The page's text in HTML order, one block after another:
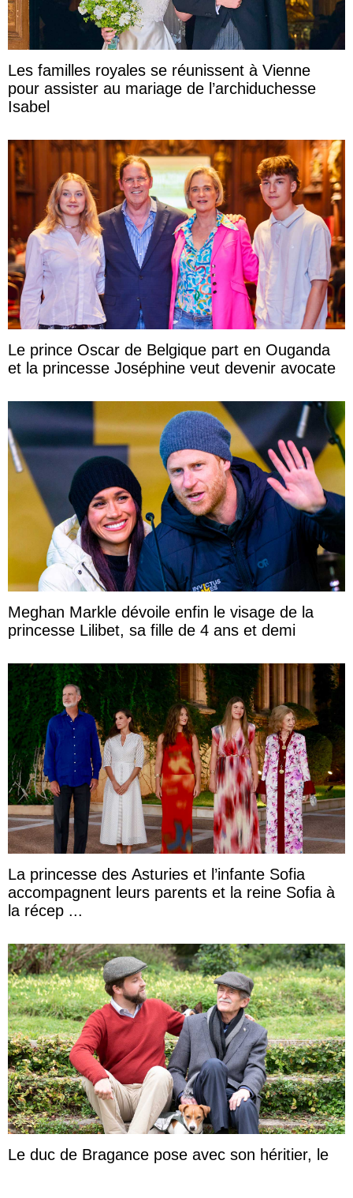
Les familles royales se réunissent à Vienne
pour assister au mariage de l’archiduchesse
Isabel
Le prince Oscar de Belgique part en Ouganda
et la princesse Joséphine veut devenir avocate
Meghan Markle dévoile enfin le visage de la
princesse Lilibet, sa fille de 4 ans et demi
La princesse des Asturies et l’infante Sofia
accompagnent leurs parents et la reine Sofia à
la récep ...
Le duc de Bragance pose avec son héritier, le